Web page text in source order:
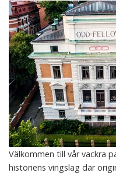
Välkommen till vår vackra
historiens vingslag där